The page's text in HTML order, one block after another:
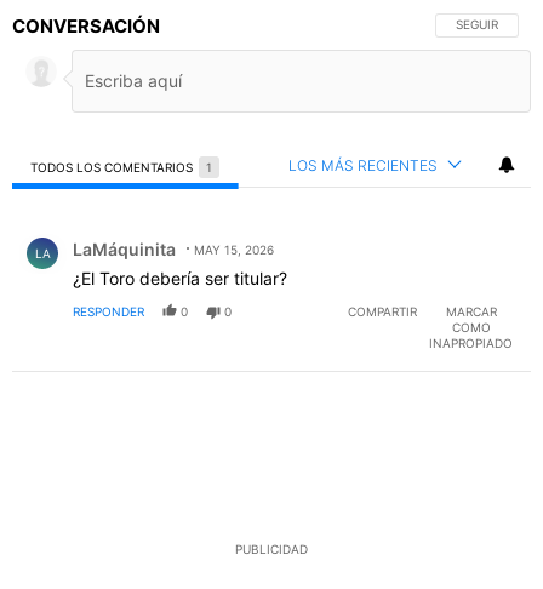
CONVERSACIÓN SIGA ESTA
SEGUIR
TODOS LOS COMENTARIOS 1 LOS MÁS RECIENTES
LA LaMáquinita MAY 15, 2026
¿El Toro debería ser titular?
RESPONDER 0 0 COMPARTIR
MARCAR
COMO
INAPROPIADO
PUBLICIDAD